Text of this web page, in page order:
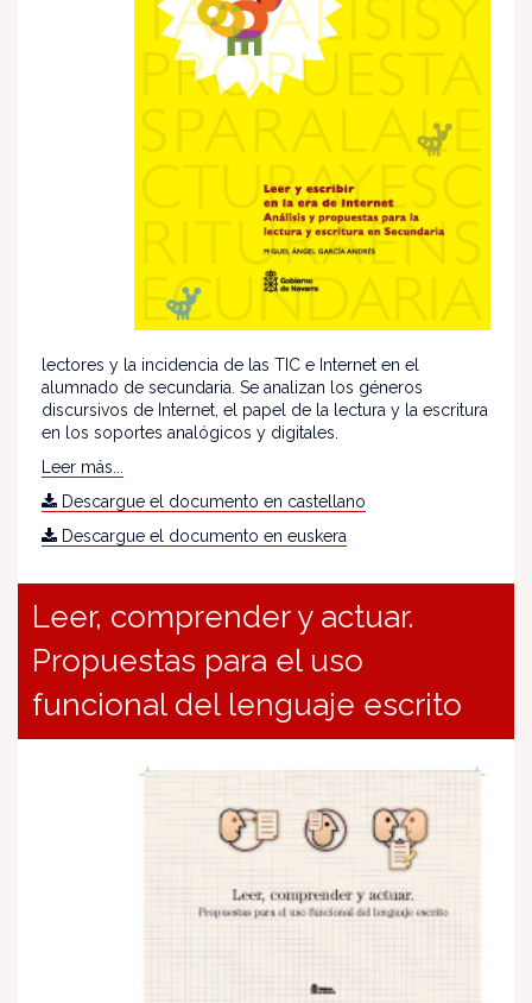
lectores y la incidencia de las TIC e Internet en el
alumnado de secundaria. Se analizan los géneros
discursivos de Internet, el papel de la lectura y la escritura
en los soportes analógicos y digitales.
Leer más...
Descargue el documento en castellano
Descargue el documento en euskera
Leer, comprender y actuar.
Propuestas para el uso
funcional del lenguaje escrito